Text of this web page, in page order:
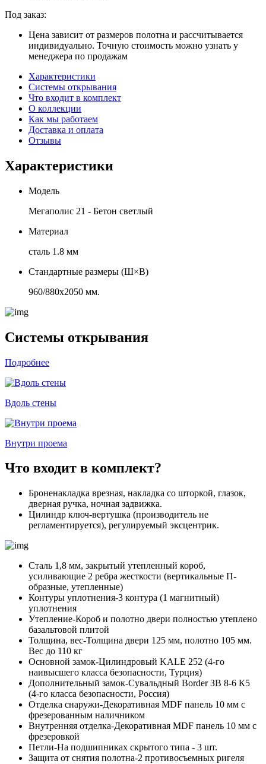
Под заказ:
Цена зависит от размеров полотна и рассчитывается
индивидуально. Точную стоимость можно узнать у
менеджера по продажам
Характеристики
Системы открывания
Что входит в комплект
О коллекции
Как мы работаем
Доставка и оплата
Отзывы
Характеристики
Модель
Мегаполис 21 - Бетон светлый
Материал
сталь 1.8 мм
Стандартные размеры (Ш×В)
960/880х2050 мм.
Системы открывания
Подробнее
Вдоль стены
Внутри проема
Что входит в комплект?
Броненакладка врезная, накладка со шторкой, глазок,
дверная ручка, ночная задвижка.
Цилиндр ключ-вертушка (производитель не
регламентируется), регулируемый эксцентрик.
Сталь 1,8 мм, закрытый утепленный короб,
усиливающие 2 ребра жесткости (вертикальные П-
образные, утепленные)
Контуры уплотнения-3 контура (1 магнитный)
уплотнения
Утепление-Короб и полотно двери полностью утеплено
базальтовой плитой
Толщина, вес-Толщина двери 125 мм, полотно 105 мм.
Вес до 110 кг
Основной замок-Цилиндровый KALE 252 (4-го
наивысшего класса безопасности, Турция)
Дополнительный замок-Сувальдный Border ЗВ 8-6 К5
(4-го класса безопасности, Россия)
Отделка снаружи-Декоративная MDF панель 10 мм с
фрезерованным наличником
Внутренняя отделка-Декоративная MDF панель 10 мм с
фрезеровкой
Петли-На подшипниках скрытого типа - 3 шт.
Защита от снятия полотна-2 противосъемных ригеля